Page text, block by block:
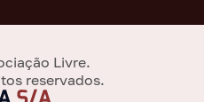
Livre.
reservados.